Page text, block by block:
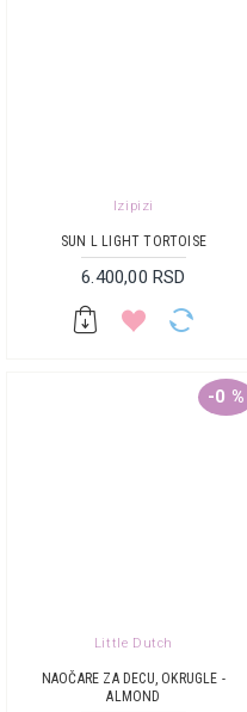
Izipizi
SUN L LIGHT TORTOISE
6.400,00 RSD
-0 %
Little Dutch
NAOČARE ZA DECU, OKRUGLE -
ALMOND